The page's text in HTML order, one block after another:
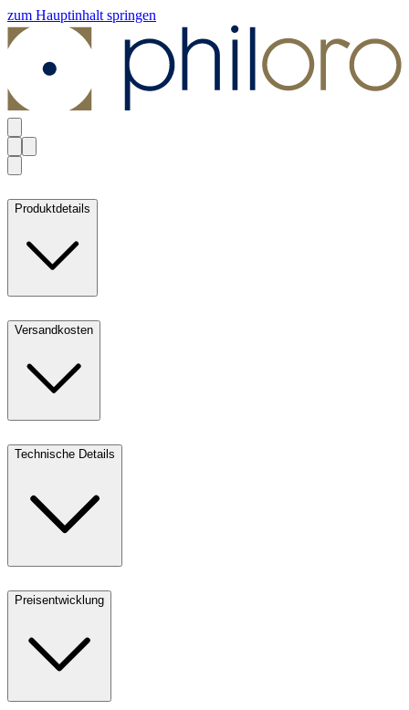
zum Hauptinhalt springen
Produktdetails
Versandkosten
Technische Details
Preisentwicklung